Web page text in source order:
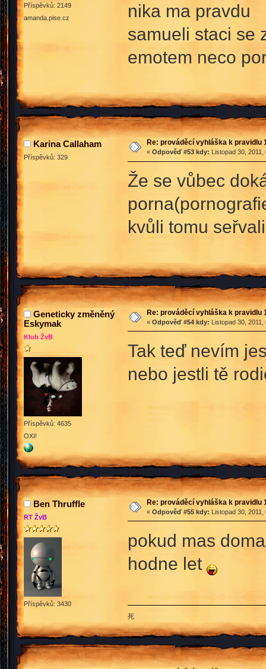
Příspěvků: 2149
amanda.pise.cz
nika ma pravdu
samueli staci se
emotem neco
Karina Callaham
Příspěvků: 329
Re: prováděcí vyhláška k pravidlu
« Odpověď #53 kdy: Listopad 30,
Že se vůbec
kvůli tomu
Geneticky změněný
Eskymak
Klub ŽvB
Příspěvků: 4635
OXI!
Re: prováděcí vyhláška k pravidlu
« Odpověď #54 kdy: Listopad 30,
Tak teď nevím
nebo jestli tě
Ben Thruffle
RT ŽvB
Příspěvků: 3430
Re: prováděcí vyhláška k pravidlu
« Odpověď #55 kdy: Listopad 30,
pokud mas
hodne let
死